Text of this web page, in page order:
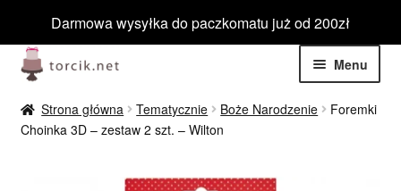
Darmowa wysyłka do paczkomatu już od 200zł
Przejdź
do
nawigacji
Przejdź
do
treści
Menu
Jadalne
Rozwiń
Strona główna Tematycznie Boże Narodzenie
Foremki
Choinka 3D – zestaw 2 szt. – Wilton